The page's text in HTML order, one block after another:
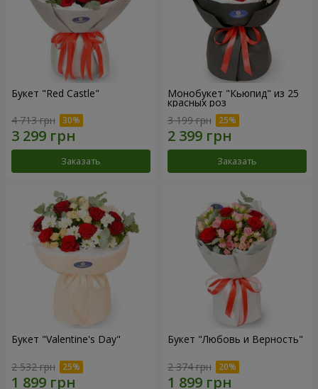
Букет "Red Castle"
4 713 грн
Заказать
Монобукет "Кьюпид" из 25
красных роз
3 199 грн
Заказать
Букет "Valentine's Day"
2 532 грн
Букет "Любовь и Верность"
2 374 грн